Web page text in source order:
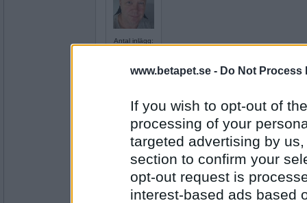
www.betapet.se - Do Not Process
If you wish to opt-out of
processing of your
targeted advertising by
section to confirm your
opt-out request is
interest-based ads based
Antal inlägg:
3860
Emma_91
Antal inlägg: 300
en dum en